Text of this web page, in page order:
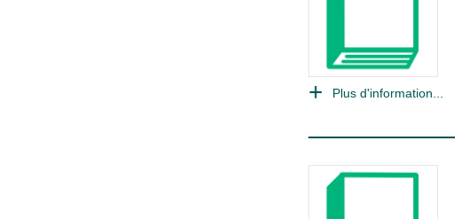
Plus d'information...